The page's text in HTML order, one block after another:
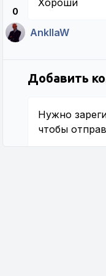
0
Хороши
AnkllaW
Добавить
Нужно
чтобы